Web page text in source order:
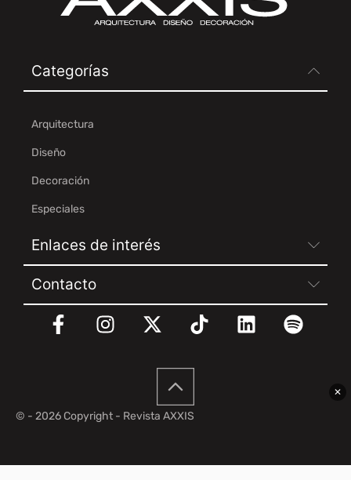
✕
Categorías
Arquitectura
Diseño
Decoración
Especiales
Enlaces de interés
Contacto
© - 2026 Copyright - Revista AXXIS